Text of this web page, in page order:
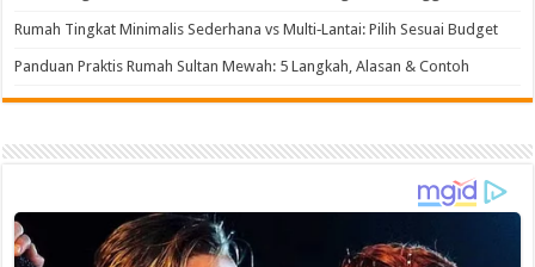
Rumah Tingkat Minimalis Sederhana vs Multi‑Lantai: Pilih Sesuai Budget
Panduan Praktis Rumah Sultan Mewah: 5 Langkah, Alasan & Contoh